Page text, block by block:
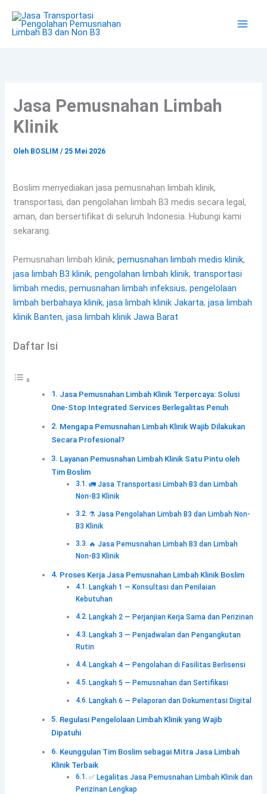
konten
Jasa Pemusnahan Limbah
Klinik
Oleh BOSLIM/ 25 Mei 2026
Boslim menyediakan jasa pemusnahan limbah klinik,
transportasi, dan pengolahan limbah B3 medis secara legal,
aman, dan bersertifikat di seluruh Indonesia. Hubungi kami
sekarang.
Pemusnahan limbah klinik,pemusnahan limbah medis klinik,
jasa limbah B3 klinik,pengolahan limbah klinik, transportasi
limbah medis,pemusnahan limbah infeksius,pengelolaan
limbah berbahaya klinik,jasa limbah klinik Jakarta,jasa limbah
klinik Banten,jasa limbah klinik Jawa Barat
Daftar Isi
Jasa Pemusnahan Limbah Klinik Terpercaya: Solusi
One-Stop Integrated Services Berlegalitas Penuh
Mengapa Pemusnahan Limbah Klinik Wajib Dilakukan
Secara Profesional?
Layanan Pemusnahan Limbah Klinik Satu Pintu oleh
Tim Boslim
🚛 Jasa Transportasi Limbah B3 dan Limbah
Non-B3 Klinik
⚗️ Jasa Pengolahan Limbah B3 dan Limbah Non-
B3 Klinik
🔥 Jasa Pemusnahan Limbah B3 dan Limbah
Non-B3 Klinik
Proses Kerja Jasa Pemusnahan Limbah Klinik Boslim
Langkah 1 — Konsultasi dan Penilaian
Kebutuhan
Langkah 2 — Perjanjian Kerja Sama dan Perizinan
Langkah 3 — Penjadwalan dan Pengangkutan
Rutin
Langkah 4 — Pengolahan di Fasilitas Berlisensi
Langkah 5 — Pemusnahan dan Sertifikasi
Langkah 6 — Pelaporan dan Dokumentasi Digital
Regulasi Pengelolaan Limbah Klinik yang Wajib
Dipatuhi
Keunggulan Tim Boslim sebagai Mitra Jasa Limbah
Klinik Terbaik
✅ Legalitas Jasa Pemusnahan Limbah Klinik dan
Perizinan Lengkap